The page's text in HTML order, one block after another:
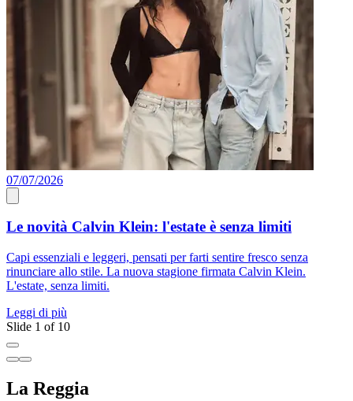
07/07/2026
Le novità Calvin Klein: l'estate è senza limiti
Capi essenziali e leggeri, pensati per farti sentire fresco senza
rinunciare allo stile. La nuova stagione firmata Calvin Klein.
L'estate, senza limiti.
Leggi di più
Slide 1 of 10
La Reggia